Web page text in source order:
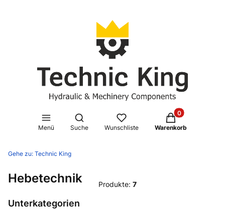
Menü
Suchmaschine öffnen
Suche Wunschliste
Produkte im
Warenkorb
Gehe zu: Technic King
Hebetechnik Produkte: 7
Unterkategorien